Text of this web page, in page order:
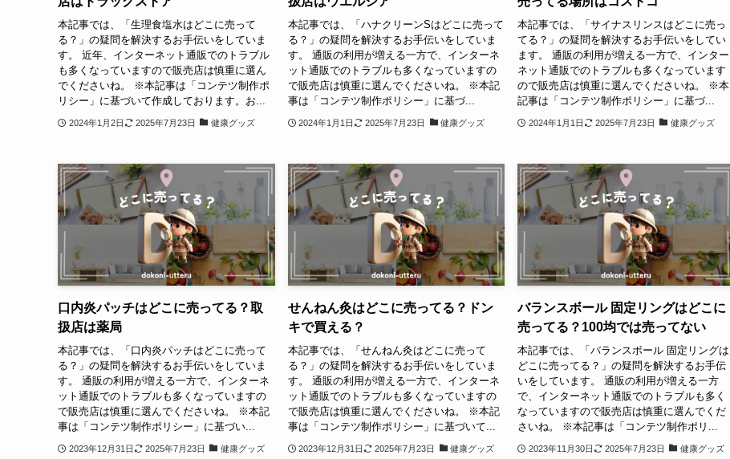
本記事では、「生理食塩水はどこに売って
る？」の疑問を解決するお手伝いをしていま
す。 近年、インターネット通販でのトラブル
も多くなっていますので販売店は慎重に選ん
でくださいね。 ※本記事は「コンテツ制作ポ
リシー」に基づいて作成しております。お...
2024年1月2日 2025年7月23日 健康グッズ
本記事では、「ハナクリーンSはどこに売って
る？」の疑問を解決するお手伝いをしていま
す。 通販の利用が増える一方で、インターネ
ット通販でのトラブルも多くなっていますの
で販売店は慎重に選んでくださいね。 ※本記
事は「コンテツ制作ポリシー」に基づ...
2024年1月1日 2025年7月23日 健康グッズ
本記事では、「サイナスリンスはどこに売っ
てる？」の疑問を解決するお手伝いをしてい
ます。 通販の利用が増える一方で、インター
ネット通販でのトラブルも多くなっています
ので販売店は慎重に選んでくださいね。 ※本
記事は「コンテツ制作ポリシー」に基づ...
2024年1月1日 2025年7月23日 健康グッズ
口内炎パッチはどこに売ってる？取
扱店は薬局
本記事では、「口内炎パッチはどこに売って
る？」の疑問を解決するお手伝いをしていま
す。 通販の利用が増える一方で、インターネ
ット通販でのトラブルも多くなっていますの
で販売店は慎重に選んでくださいね。 ※本記
事は「コンテツ制作ポリシー」に基づい...
2023年12月31日 2025年7月23日 健康グッズ
せんねん灸はどこに売ってる？ドン
キで買える？
本記事では、「せんねん灸はどこに売って
る？」の疑問を解決するお手伝いをしていま
す。 通販の利用が増える一方で、インターネ
ット通販でのトラブルも多くなっていますの
で販売店は慎重に選んでくださいね。 ※本記
事は「コンテツ制作ポリシー」に基づいて...
2023年12月31日 2025年7月23日 健康グッズ
バランスボール 固定リングはどこに
売ってる？100均では売ってない
本記事では、「バランスボール 固定リングは
どこに売ってる？」の疑問を解決するお手伝
いをしています。 通販の利用が増える一方
で、インターネット通販でのトラブルも多く
なっていますので販売店は慎重に選んでくだ
さいね。 ※本記事は「コンテツ制作ポリ...
2023年11月30日 2025年7月23日 健康グッズ